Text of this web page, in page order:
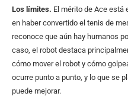
Los límites. El mérito de Ace está
en haber convertido el tenis de
reconoce que aún hay humanos
caso, el robot destaca
cómo mover el robot y cómo
ocurre punto a punto, y lo que se
puede mejorar.